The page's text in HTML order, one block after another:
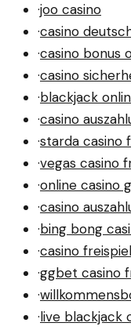
·joo casino
·casino
·casino bonus
·casino
·blackjack
·casino
·starda casino
·vegas casino
·online casino
·casino
·bing bong
·casino
·ggbet casino
·
·live blackjack